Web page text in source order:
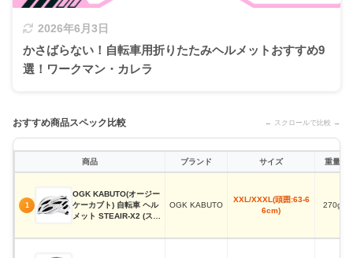
2026年6月3日
かさばらない！自転車用折りたたみヘルメットおすすめ9
選！ワークマン・カレラ
おすすめ商品スペック比較 ← スクロールで比較 →
商品 ブランド サイズ 重量
1
OGK KABUTO(オージー
ケーカブト) 自転車 ヘル
メット STEAIR-X2 (ステ
OGK KABUTO
XXL/XXXL(頭囲:63-6
6cm)
270g